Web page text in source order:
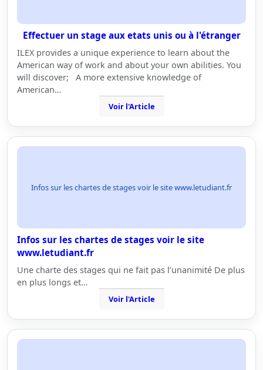
Effectuer un stage aux etats unis ou à l'étranger
ILEX provides a unique experience to learn about the
American way of work and about your own abilities. You
will discover; A more extensive knowledge of
American…
Voir l'Article
Infos sur les chartes de stages voir le site www.letudiant.fr
Infos sur les chartes de stages voir le site
www.letudiant.fr
Une charte des stages qui ne fait pas l’unanimité De plus
en plus longs et…
Voir l'Article